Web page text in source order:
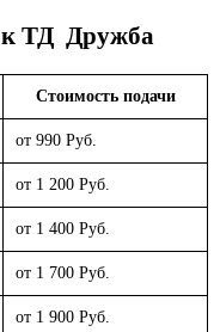
к ТД Дружба
Стоимость подачи
от 990 Руб.
от 1 200 Руб.
от 1 400 Руб.
от 1 700 Руб.
от 1 900 Руб.